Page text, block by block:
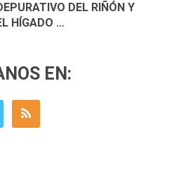
DEL RIÑÓN Y
HÍGADO …
EN: